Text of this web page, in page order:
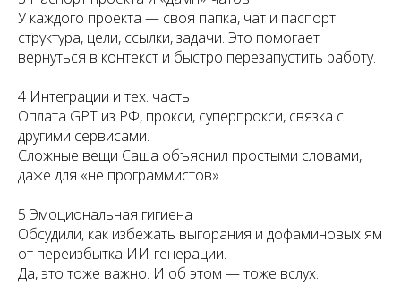
У каждого проекта — своя папка, чат и паспорт:
структура, цели, ссылки, задачи. Это помогает
вернуться в контекст и быстро перезапустить работу.
4 Интеграции и тех. часть
Оплата GPT из РФ, прокси, суперпрокси, связка с
другими сервисами.
Сложные вещи Саша объяснил простыми словами,
даже для «не программистов».
5 Эмоциональная гигиена
Обсудили, как избежать выгорания и дофаминовых ям
от переизбытка ИИ-генерации.
Да, это тоже важно. И об этом — тоже вслух.